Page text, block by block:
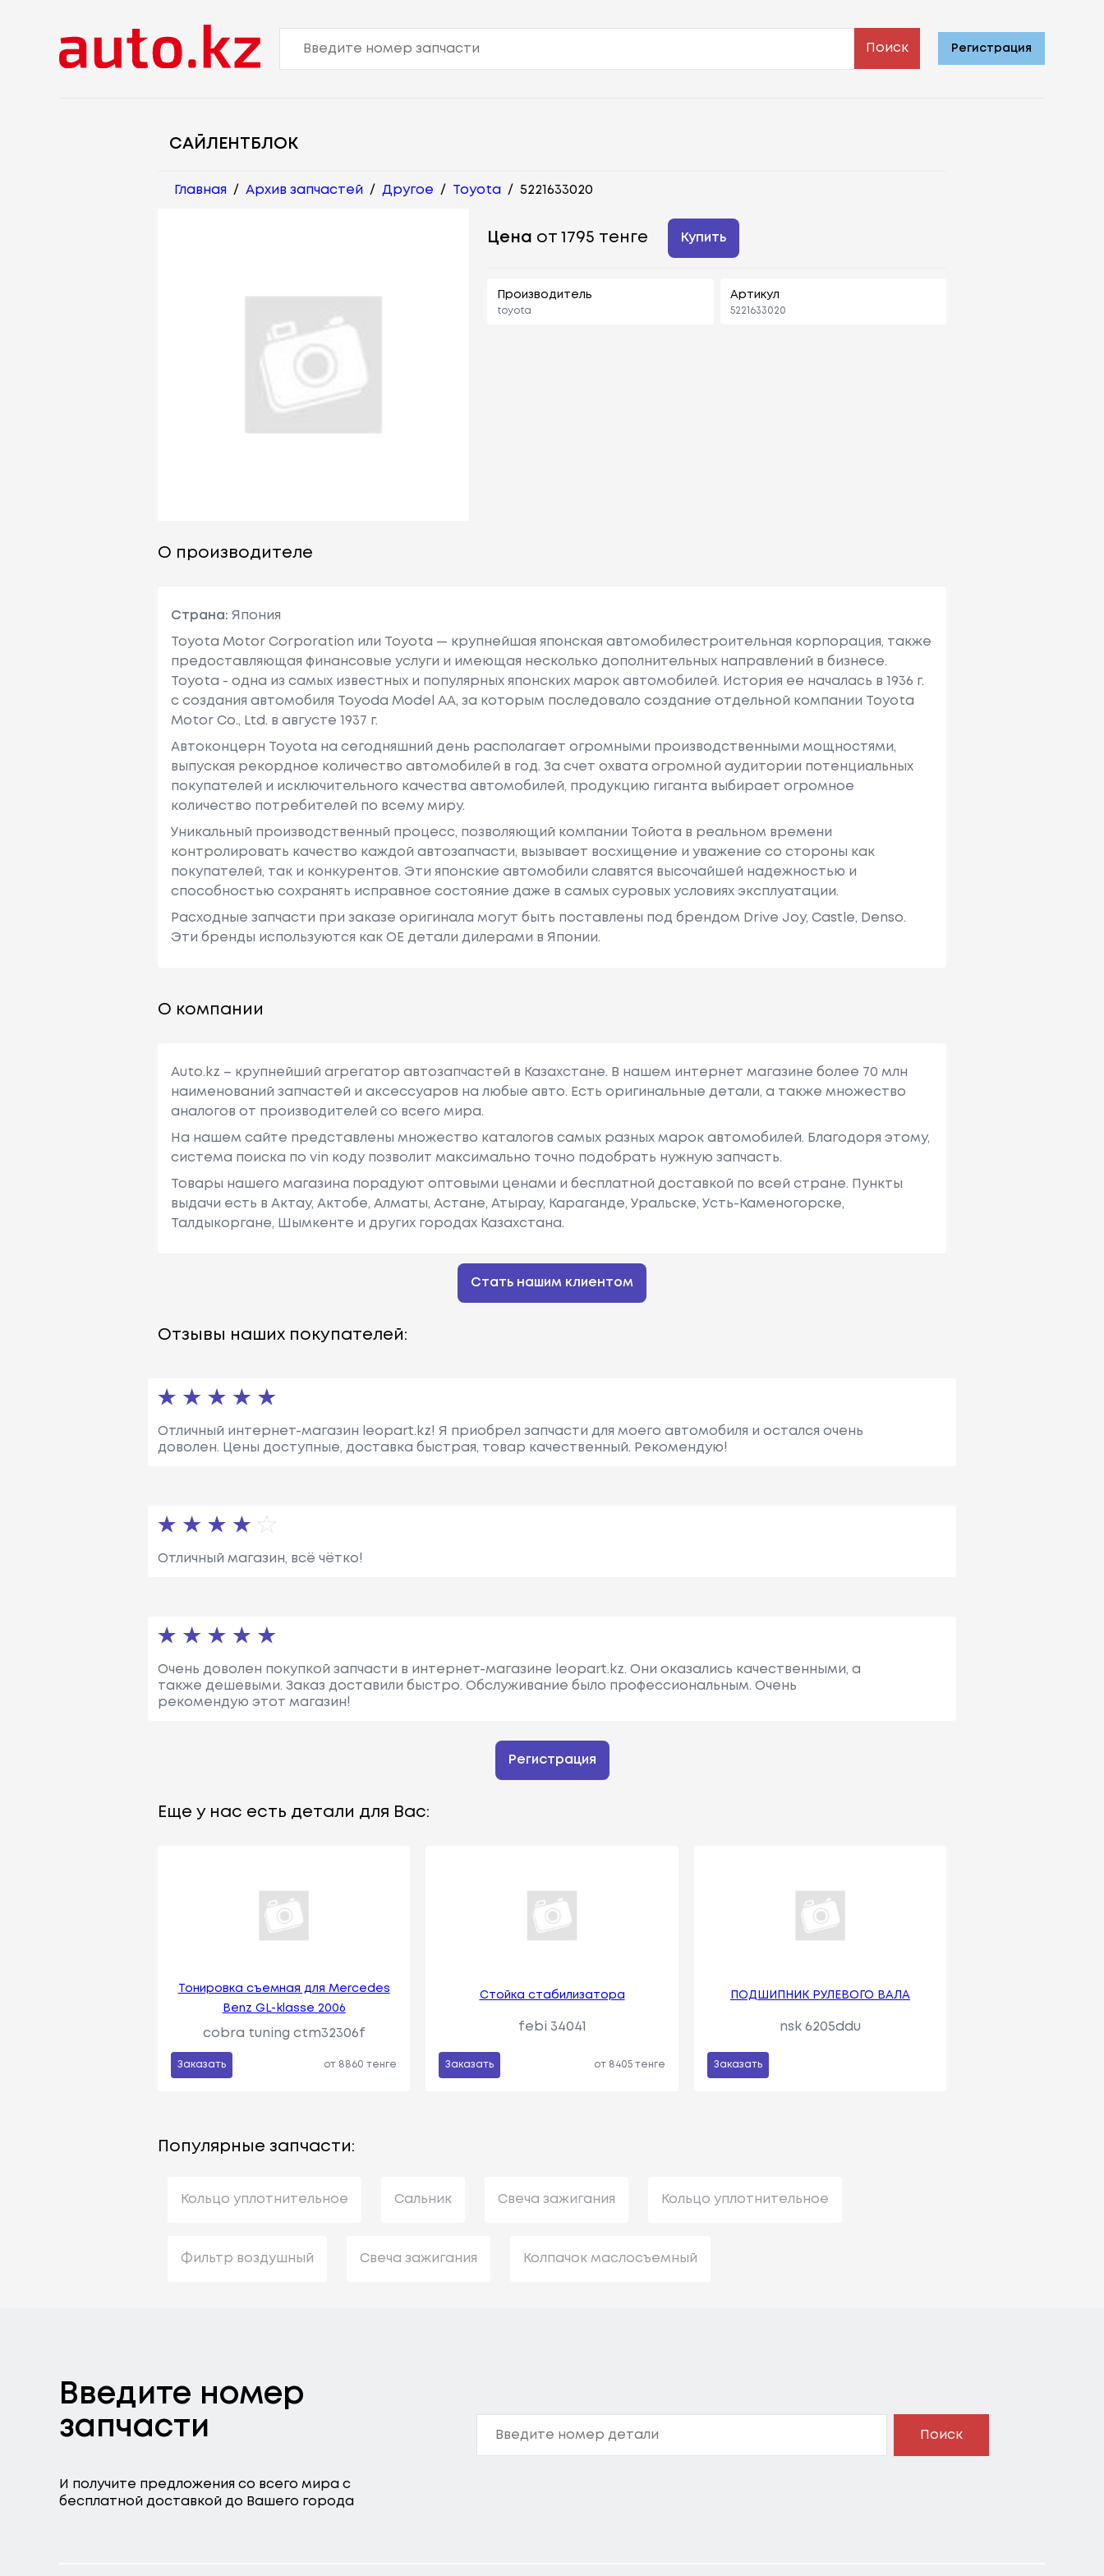
Поиск Регистрация
САЙЛЕНТБЛОК
Главная / Архив запчастей / Другое / Toyota / 5221633020
Цена от 1795 тенге Купить
Производитель
toyota
Артикул
5221633020
О производителе
Страна: Япония
Toyota Motor Corporation или Toyota — крупнейшая японская автомобилестроительная корпорация, также
предоставляющая финансовые услуги и имеющая несколько дополнительных направлений в бизнесе.
Toyota - одна из самых известных и популярных японских марок автомобилей. История ее началась в 1936 г.
с создания автомобиля Toyoda Model AA, за которым последовало создание отдельной компании Toyota
Motor Co., Ltd. в августе 1937 г.
Автоконцерн Toyota на сегодняшний день располагает огромными производственными мощностями,
выпуская рекордное количество автомобилей в год. За счет охвата огромной аудитории потенциальных
покупателей и исключительного качества автомобилей, продукцию гиганта выбирает огромное
количество потребителей по всему миру.
Уникальный производственный процесс, позволяющий компании Тойота в реальном времени
контролировать качество каждой автозапчасти, вызывает восхищение и уважение со стороны как
покупателей, так и конкурентов. Эти японские автомобили славятся высочайшей надежностью и
способностью сохранять исправное состояние даже в самых суровых условиях эксплуатации.
Расходные запчасти при заказе оригинала могут быть поставлены под брендом Drive Joy, Castle, Denso.
Эти бренды используются как ОЕ детали дилерами в Японии.
О компании
Auto.kz – крупнейший агрегатор автозапчастей в Казахстане. В нашем интернет магазине более 70 млн
наименований запчастей и аксессуаров на любые авто. Есть оригинальные детали, а также множество
аналогов от производителей со всего мира.
На нашем сайте представлены множество каталогов самых разных марок автомобилей. Благодоря этому,
система поиска по vin коду позволит максимально точно подобрать нужную запчасть.
Товары нашего магазина порадуют оптовыми ценами и бесплатной доставкой по всей стране. Пункты
выдачи есть в Актау, Актобе, Алматы, Астане, Атырау, Караганде, Уральске, Усть-Каменогорске,
Талдыкоргане, Шымкенте и других городах Казахстана.
Стать нашим клиентом
Отзывы наших покупателей:
Отличный интернет-магазин leopart.kz! Я приобрел запчасти для моего автомобиля и остался очень
доволен. Цены доступные, доставка быстрая, товар качественный. Рекомендую!
Отличный магазин, всё чётко!
Очень доволен покупкой запчасти в интернет-магазине leopart.kz. Они оказались качественными, а
также дешевыми. Заказ доставили быстро. Обслуживание было профессиональным. Очень
рекомендую этот магазин!
Регистрация
Еще у нас есть детали для Вас:
Тонировка съемная для Mercedes
Benz GL-klasse 2006
cobra tuning ctm32306f
Заказать от 8860 тенге
Стойка стабилизатора
febi 34041
Заказать от 8405 тенге
ПОДШИПНИК РУЛЕВОГО ВАЛА
nsk 6205ddu
Заказать
Популярные запчасти:
Кольцо уплотнительное Сальник Свеча зажигания Кольцо уплотнительное
Фильтр воздушный Свеча зажигания Колпачок маслосъемный
Введите номер
запчасти
И получите предложения со всего мира с
бесплатной доставкой до Вашего города
Поиск